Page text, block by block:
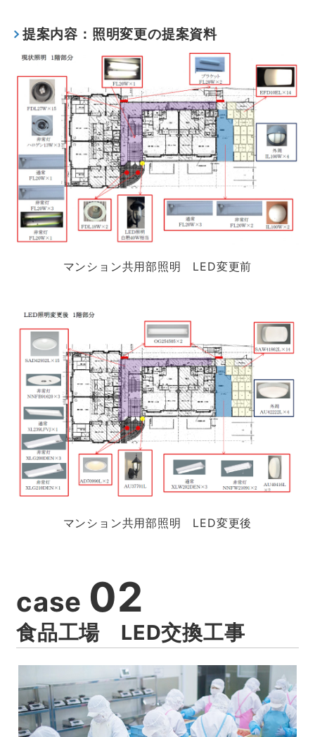
提案内容：照明変更の提案資料
マンション共用部照明 LED変更前
マンション共用部照明 LED変更後
case 02
食品工場 LED交換工事